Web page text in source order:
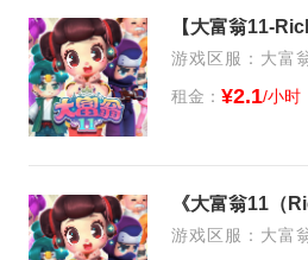
游戏区服：大富
租金： ¥2.1/小时
《大富翁11（
游戏区服：大富